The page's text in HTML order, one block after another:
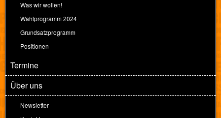
Was wir wollen!
Wahlprogramm 2024
Grundsatzprogramm
Positionen
Termine
Über uns
Newsletter